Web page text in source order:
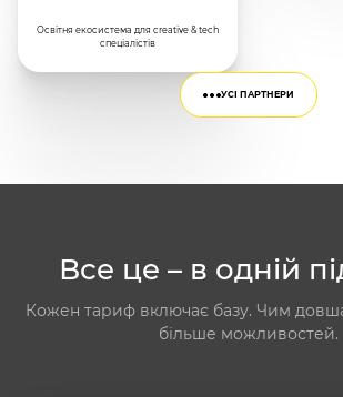
Освітня екосистема для creative & tech
спеціалістів
УСІ ПАРТНЕРИ
Все це – в одній
Кожен тариф включає базу. Чим
більше можливостей.